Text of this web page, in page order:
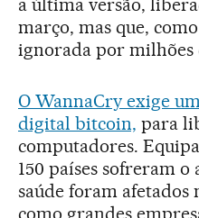
março, mas que,
ignorada por milhões
O WannaCry exige
digital bitcoin, para
computadores.
150 países sofreram o
saúde foram afetados
como grandes